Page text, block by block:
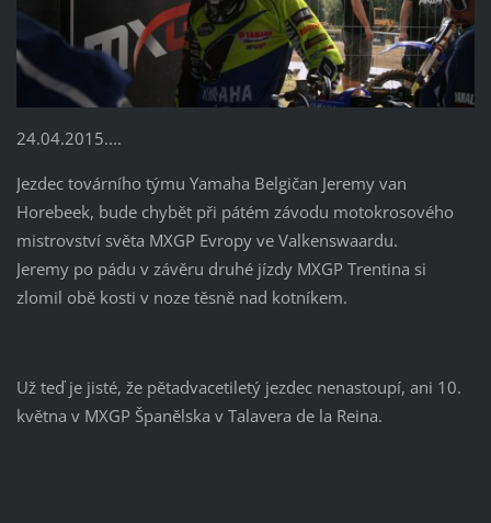
24.04.2015....
Jezdec továrního týmu Yamaha Belgičan Jeremy van
Horebeek, bude chybět při pátém závodu motokrosového
mistrovství světa MXGP Evropy ve Valkenswaardu.
Jeremy po pádu v závěru druhé jízdy MXGP Trentina si
zlomil obě kosti v noze těsně nad kotníkem.
Už teď je jisté, že pětadvacetiletý jezdec nenastoupí, ani 10.
května v MXGP Španělska v Talavera de la Reina.